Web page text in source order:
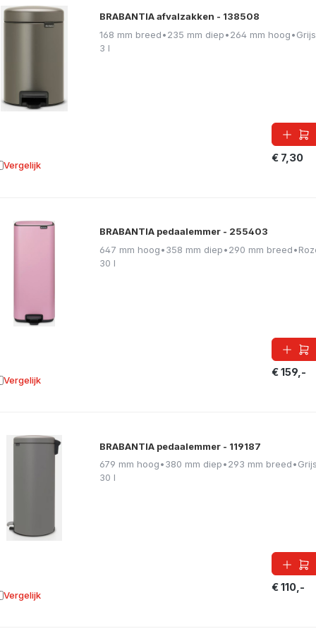
BRABANTIA afvalzakken - 138508
168 mm breed•235 mm diep•264 mm hoog•Grijs
3 l
€ 7,30
Vergelijk aan vergelijking
BRABANTIA pedaalemmer - 255403
647 mm hoog•358 mm diep•290 mm breed•
30 l
€ 159,-
Vergelijk aan vergelijking
BRABANTIA pedaalemmer - 119187
679 mm hoog•380 mm diep•293 mm breed•
30 l
€ 110,-
Vergelijk aan vergelijking